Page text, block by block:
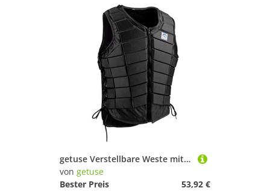
getuse Verstellbare Weste mit Reißverschluss für Reitaktivitäten, schwarz, EVA-Reitweste mit seitlicher Schnürung und Steißbeinschutz, Damen, Größe S
von getuse
Bester Preis
53,92 €